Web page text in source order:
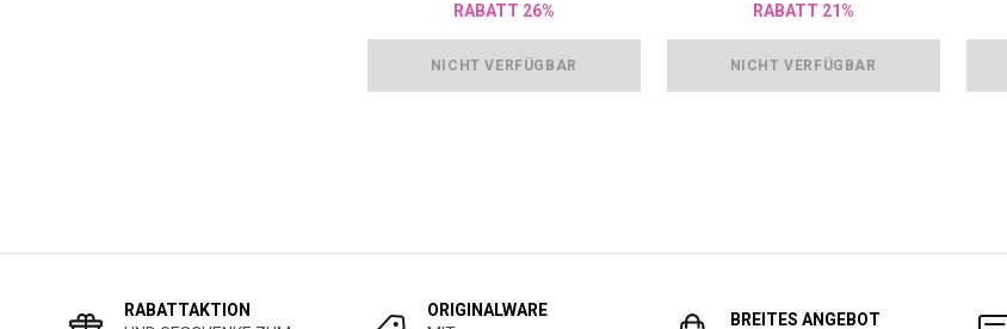
RABATT 26%
NICHT VERFÜGBAR
RABATT 21%
NICHT VERFÜGBAR
RABATTAKTION
ORIGINALWARE
BREITES ANGEBOT